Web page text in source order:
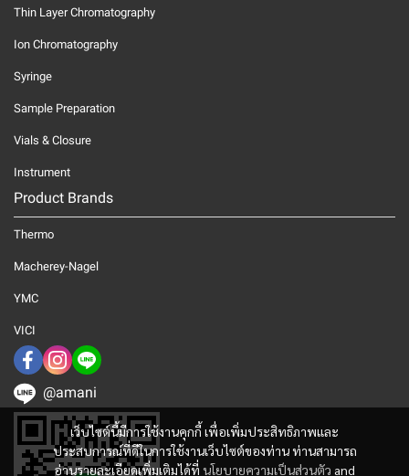
เว็บไซต์นี้มีการใช้งานคุกกี้ เพื่อเพิ่มประสิทธิภาพและ
ประสบการณ์ที่ดีในการใช้งานเว็บไซต์ของท่าน ท่านสามารถ
อ่านรายละเอียดเพิ่มเติมได้ที่ นโยบายความเป็นส่วนตัว and
Thin Layer Chromatography
Ion Chromatography
Syringe
Sample Preparation
Vials & Closure
Instrument
Product Brands
Thermo
Macherey-Nagel
YMC
VICI
@amani